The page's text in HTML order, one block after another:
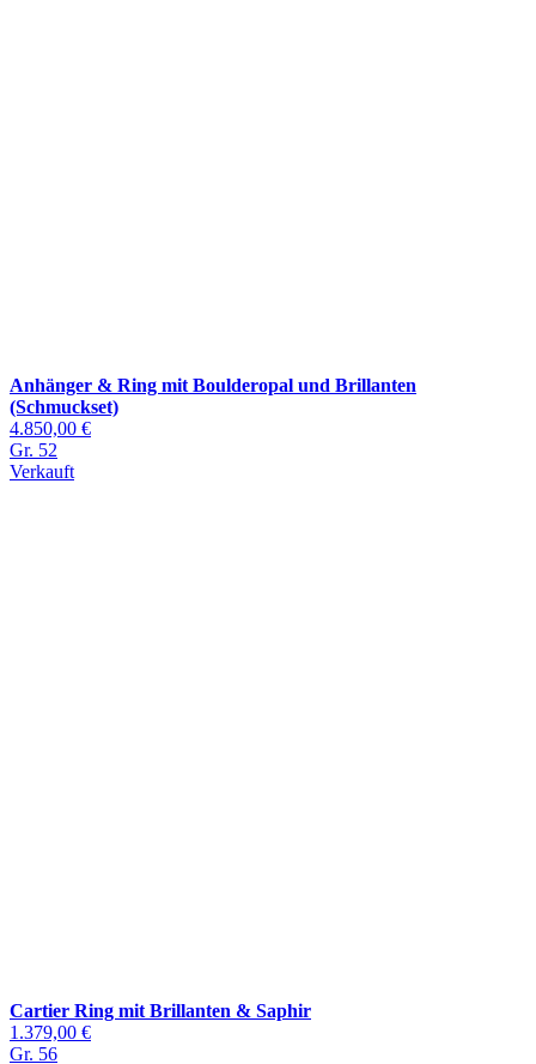
Anhänger & Ring mit Boulderopal und Brillanten
(Schmuckset)
4.850,00 €
Gr. 52
Verkauft
Cartier Ring mit Brillanten & Saphir
1.379,00 €
Gr. 56